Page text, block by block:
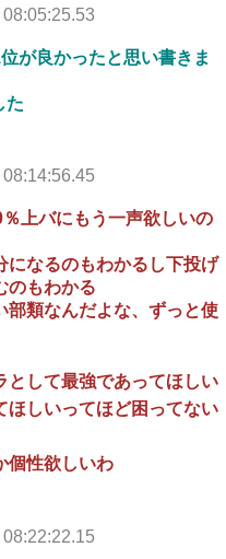
が良かったと思い書きま
た
上バにもう一声欲しいの
になるのもわかるし下投げ
のもわかる
部類なんだよな、ずっと使
として最強であってほしい
ほしいってほど困ってない
個性欲しいわ